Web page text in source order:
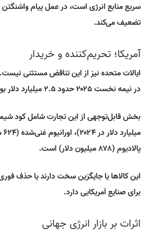
سریع منابع انرژی است، در عمل پیام واشنگتن
تضعیف می‌کند.
آمریکا؛ تحریم‌کننده و خریدار
ایالات متحده نیز از این تناقض مستثنی
در نیمه نخست ۲۰۲۵ حدود ۲.۵ میلیارد دلار بوده است.
پالادیوم (۸۷۸ میلیون دلار) است.
این کالاها یا جایگزین سخت دارند یا حذف
برای صنایع آمریکایی دارد.
اثرات بر بازار انرژی جهانی